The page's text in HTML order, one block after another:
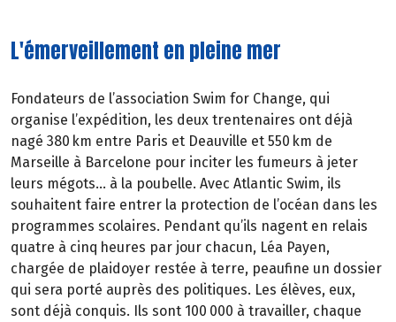
L'émerveillement en pleine mer
Fondateurs de l’association Swim for Change, qui
organise l’expédition, les deux trentenaires ont déjà
nagé 380 km entre Paris et Deauville et 550 km de
Marseille à Barcelone pour inciter les fumeurs à jeter
leurs mégots… à la poubelle. Avec Atlantic Swim, ils
souhaitent faire entrer la protection de l’océan dans les
programmes scolaires. Pendant qu’ils nagent en relais
quatre à cinq heures par jour chacun, Léa Payen,
chargée de plaidoyer restée à terre, peaufine un dossier
qui sera porté auprès des politiques. Les élèves, eux,
sont déjà conquis. Ils sont 100 000 à travailler, chaque